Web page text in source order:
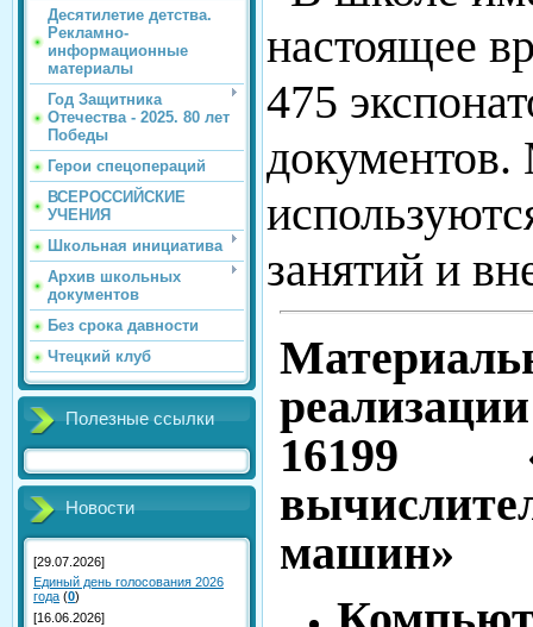
Десятилетие детства.
Рекламно-
информационные
материалы
Год Защитника
Отечества - 2025. 80 лет
Победы
Герои спецопераций
ВСЕРОССИЙСКИЕ
УЧЕНИЯ
Школьная инициатива
Архив школьных
документов
Без срока давности
Чтецкий клуб
Полезные ссылки
Новости
[29.07.2026]
Единый день голосования 2026
года (0)
[16.06.2026]
настоящее
475
занятий и
16199
машин»